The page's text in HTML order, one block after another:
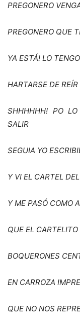
PREGONERO
PREGONERO QUE
YA ESTÁ! LO
HARTARSE DE REÍR
SHHHHHH! PO
SALIR
SEGUIA YO
Y VI EL CARTEL
Y ME PASÓ COMO
QUE EL CARTELITO
BOQUERONES
EN CARROZA
QUE NO NOS